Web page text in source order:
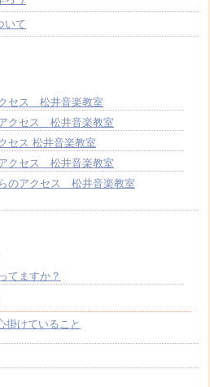
いて
セス 松井音楽教室
クセス 松井音楽教室
セス 松井音楽教室
クセス 松井音楽教室
のアクセス 松井音楽教室
てますか？
掛けていること